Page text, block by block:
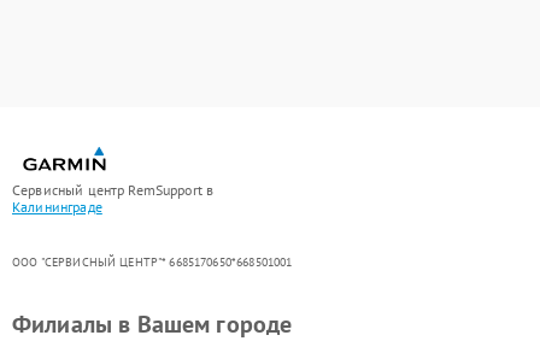
Сервисный центр RemSupport в
Калининграде
ООО "СЕРВИСНЫЙ ЦЕНТР"* 6685170650*668501001
Филиалы в Вашем городе